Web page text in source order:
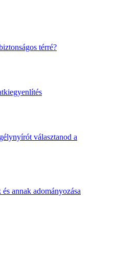
térré?
választanod a
annak adományozása